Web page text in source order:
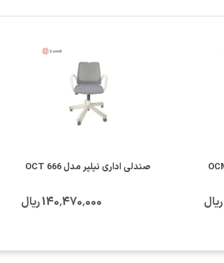
صندلی اداری نیلپر مدل OCT 666
140٬470٬000 ریال